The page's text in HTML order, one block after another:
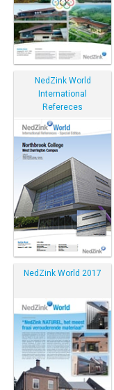
NedZink World
International
Refereces
NedZink World 2017